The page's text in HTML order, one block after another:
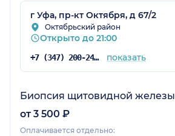
г Уфа, пр-кт Октября, д 67/2
Октябрьский район
Открыто до 21:00
+7 (347) 200-24-71 показать
Биопсия щитовидной железы
от 3 500 ₽
Оплачивается отдельно: